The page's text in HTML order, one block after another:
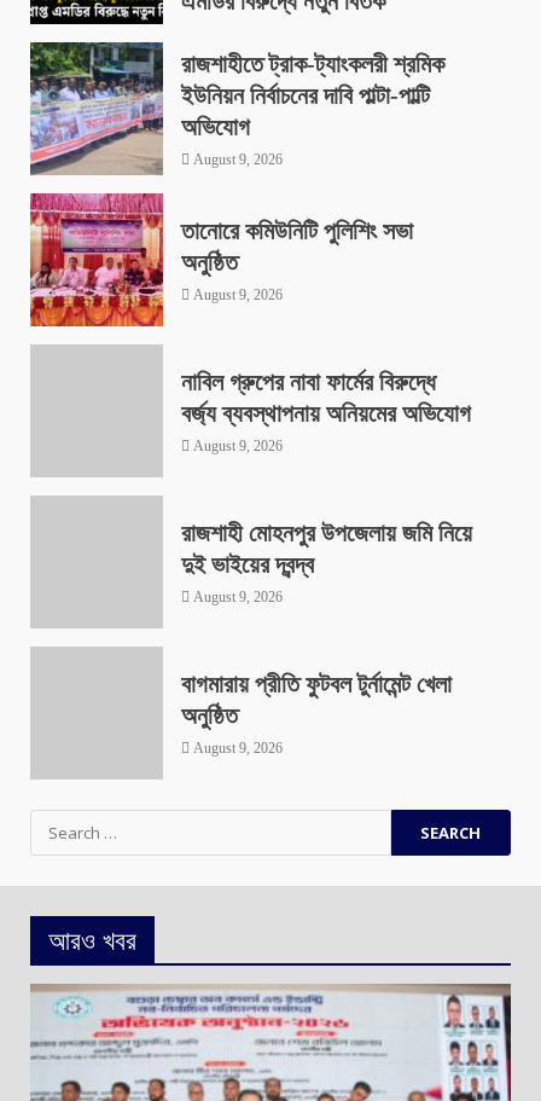
রাজশাহীতে ট্রাক-ট্যাংকলরী শ্রমিক
ইউনিয়ন নির্বাচনের দাবি পাল্টা-পাল্টি
অভিযোগ
August 9, 2026
তানোরে কমিউনিটি পুলিশিং সভা
অনুষ্ঠিত
August 9, 2026
নাবিল গ্রুপের নাবা ফার্মের বিরুদ্ধে
বর্জ্য ব্যবস্থাপনায় অনিয়মের অভিযোগ
August 9, 2026
রাজশাহী মোহনপুর উপজেলায় জমি নিয়ে
দুই ভাইয়ের দ্বন্দ্ব
August 9, 2026
বাগমারায় প্রীতি ফুটবল টুর্নামেন্ট খেলা
অনুষ্ঠিত
August 9, 2026
for:
আরও খবর